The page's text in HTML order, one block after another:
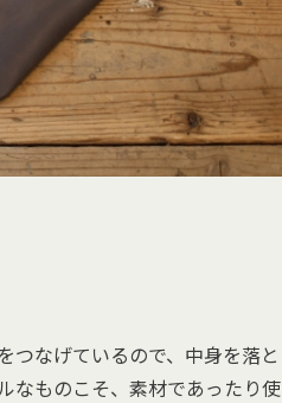
つなげているので、中身を落と
なものこそ、素材であったり使